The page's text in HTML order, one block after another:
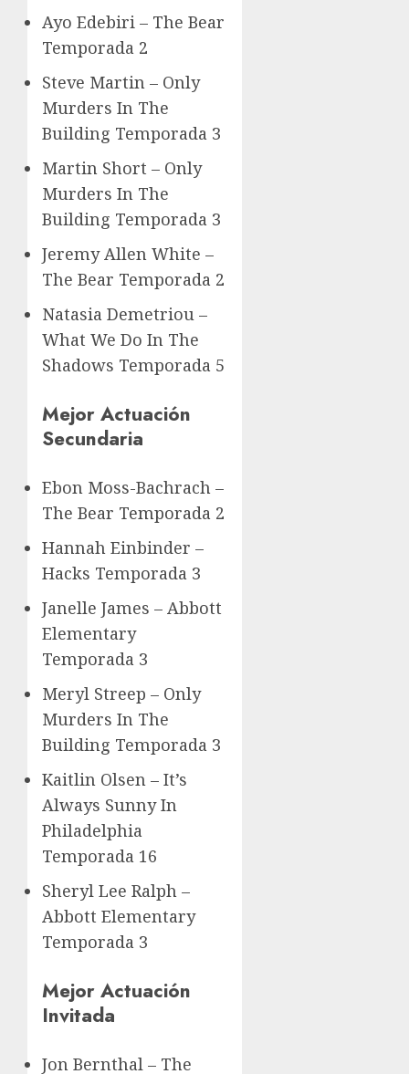
Ayo Edebiri – The Bear
Temporada 2
Steve Martin – Only
Murders In The
Building Temporada 3
Martin Short – Only
Murders In The
Building Temporada 3
Jeremy Allen White –
The Bear Temporada 2
Natasia Demetriou –
What We Do In The
Shadows Temporada 5
Mejor Actuación
Secundaria
Ebon Moss-Bachrach –
The Bear Temporada 2
Hannah Einbinder –
Hacks Temporada 3
Janelle James – Abbott
Elementary
Temporada 3
Meryl Streep – Only
Murders In The
Building Temporada 3
Kaitlin Olsen – It’s
Always Sunny In
Philadelphia
Temporada 16
Sheryl Lee Ralph –
Abbott Elementary
Temporada 3
Mejor Actuación
Invitada
Jon Bernthal – The